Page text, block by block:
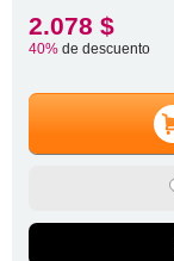
2.078 $
40%de descuento